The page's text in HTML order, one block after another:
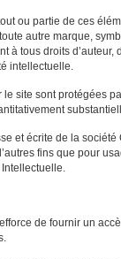
ou partie de ces
autre marque,
à tous droits
intellectuelle.
site sont protégées
et écrite de la
fins que pour
de fournir un